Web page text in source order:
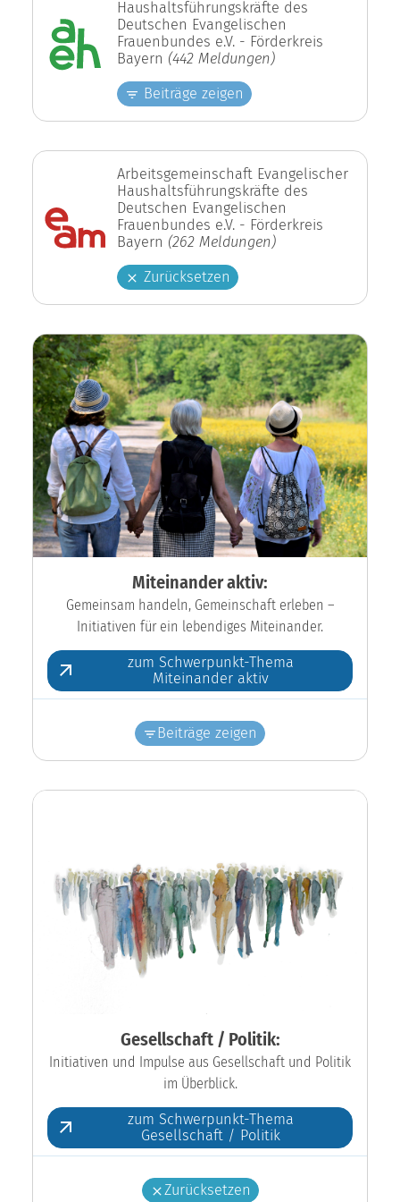
Haushaltsführungskräfte des
Deutschen Evangelischen
Frauenbundes e.V. - Förderkreis
Bayern (442 Meldungen)
Beiträge zeigen
Arbeitsgemeinschaft Evangelischer
Haushaltsführungskräfte des
Deutschen Evangelischen
Frauenbundes e.V. - Förderkreis
Bayern (262 Meldungen)
Zurücksetzen
Miteinander aktiv:
Gemeinsam handeln, Gemeinschaft erleben –
Initiativen für ein lebendiges Miteinander.
zum Schwerpunkt-Thema
Miteinander aktiv
Beiträge zeigen
Gesellschaft / Politik:
Initiativen und Impulse aus Gesellschaft und Politik
im Überblick.
zum Schwerpunkt-Thema
Gesellschaft / Politik
Zurücksetzen